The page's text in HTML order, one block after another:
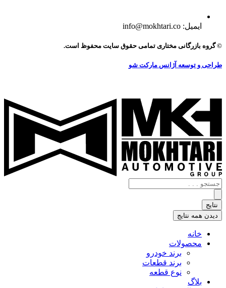
ایمیل: info@mokhtari.co
© گروه بازرگانی مختاری تمامی حقوق سایت محفوظ است.
طراحی و توسعه آژانس مارکت شو
جستجو
.
.
.
نتایج
دیدن همه نتایج
خانه
محصولات
برند خودرو
برند قطعات
نوع قطعه
بلاگ